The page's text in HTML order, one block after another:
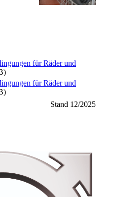
für Räder und
für Räder und
Stand 12/2025